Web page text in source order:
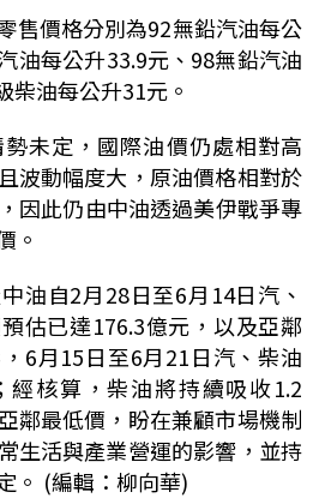
售價格分別為92無鉛汽油每公
油每公升33.9元、98無鉛汽油
柴油每公升31元。
未定，國際油價仍處相對高
波動幅度大，原油價格相對於
因此仍由中油透過美伊戰爭專
。
油自2月28日至6月14日汽、
估已達176.3億元，以及亞鄰
6月15日至6月21日汽、柴油
經核算，柴油將持續吸收1.2
鄰最低價，盼在兼顧市場機制
生活與產業營運的影響，並持
。 (編輯：柳向華)